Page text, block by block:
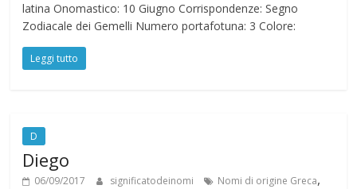
latina Onomastico: 10 Giugno Corrispondenze: Segno
Zodiacale dei Gemelli Numero portafotuna: 3 Colore:
Leggi tutto
D
Diego
06/09/2017 significatodeinomi Nomi di origine Greca,